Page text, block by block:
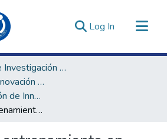
Log In (current)
Dirección de Investigación e Innovación en Salud
Subdirección de Innovación en Salud
Libro - Subdirección de Innovación en Salud
Programa de entrenamiento en salud pública dirigido a personal del servicio militar voluntario: Guía del participante T.I